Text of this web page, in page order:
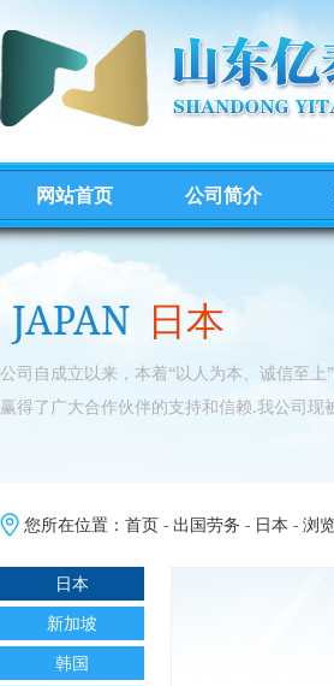
网站首页 公司简介
JAPAN 日本
公司自成立以来，本着“以人为本、诚信至
赢得了广大合作伙伴的支持和信赖.我公司
您所在位置： 首页 - 出国劳务 - 日本 - 浏
日本
新加坡
韩国